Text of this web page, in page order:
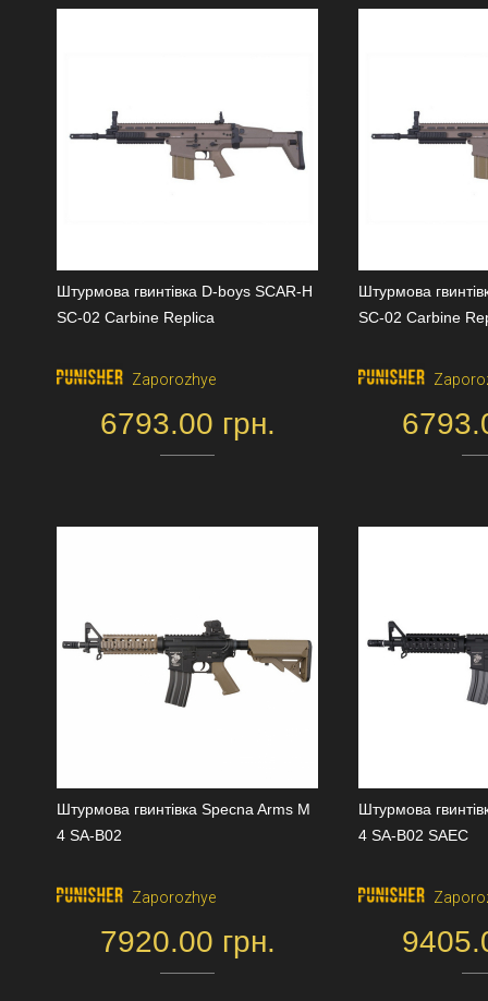
Штурмова гвинтівка D-boys SCAR-H
SC-02 Carbine Replica
Zaporozhye
6793.00 грн.
Штурмова
SC-02 Carbine
Штурмова гвинтівка Specna Arms M
4 SA-B02
Zaporozhye
7920.00 грн.
Штурмова
4 SA-B02 SAEC